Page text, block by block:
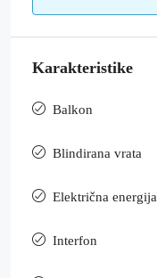
Karakteristike
Balkon
Blindirana vrata
Električna energija
Interfon